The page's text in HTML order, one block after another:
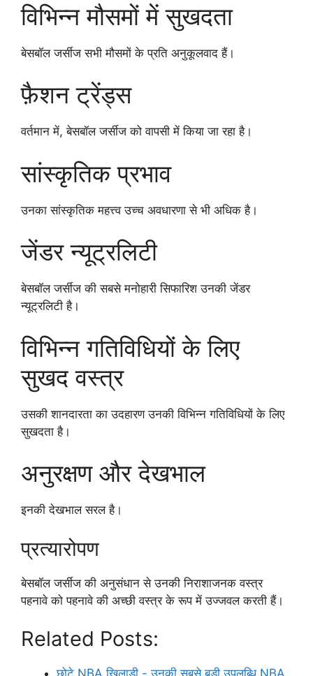
विभिन्न मौसमों में सुखदता
बेसबॉल जर्सीज सभी मौसमों के प्रति अनुकूलवाद हैं।
फ़ैशन ट्रेंड्स
वर्तमान में, बेसबॉल जर्सीज को वापसी में किया जा रहा है।
सांस्कृतिक प्रभाव
उनका सांस्कृतिक महत्त्व उच्च अवधारणा से भी अधिक है।
जेंडर न्यूट्रलिटी
बेसबॉल जर्सीज की सबसे मनोहारी सिफारिश उनकी जेंडर
न्यूट्रलिटी है।
विभिन्न गतिविधियों के लिए
सुखद वस्त्र
उसकी शानदारता का उदहारण उनकी विभिन्न गतिविधियों के लिए
सुखदता है।
अनुरक्षण और देखभाल
इनकी देखभाल सरल है।
प्रत्यारोपण
बेसबॉल जर्सीज की अनुसंधान से उनकी निराशाजनक वस्त्र
पहनावे को पहनावे की अच्छी वस्त्र के रूप में उज्जवल करती हैं।
Related Posts:
छोटे NBA खिलाड़ी - उनकी सबसे बड़ी उपलब्धि NBA